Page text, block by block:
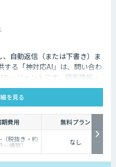
自動返信（または下書き）ま
する「神対応AI」は、問い合わ
ージェントです。顧客情報・
数十秒で作成し、自動送信か
を見る
期費用
無料プラン
（税抜き・約
〜構築） なし